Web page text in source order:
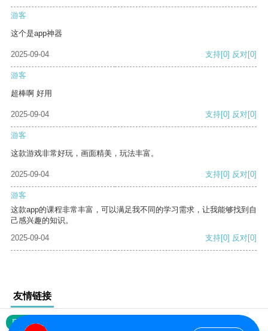
游客
这个是app神器
2025-09-04 支持[0] 反对[0]
游客
超棒啊 好用
2025-09-04 支持[0] 反对[0]
游客
这款游戏非常好玩，画面精美，玩法丰富。
2025-09-04 支持[0] 反对[0]
游客
这款app的课程非常丰富，可以满足我不同的学习需求，让我能够找到自
己感兴趣的知识。
2025-09-04
支持[0] 反对[0]
友情链接
网站地图